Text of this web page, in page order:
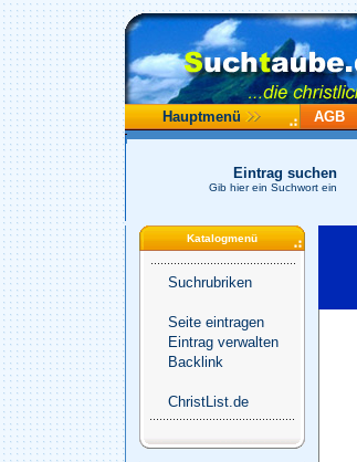
Hauptmenü AGB
Eintrag suchen
Gib hier ein Suchwort ein
Katalogmenü
Suchrubriken
Seite eintragen
Eintrag verwalten
Backlink
ChristList.de